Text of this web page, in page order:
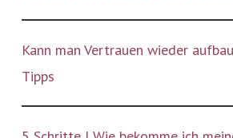
Kann man Vertrauen wieder
Tipps